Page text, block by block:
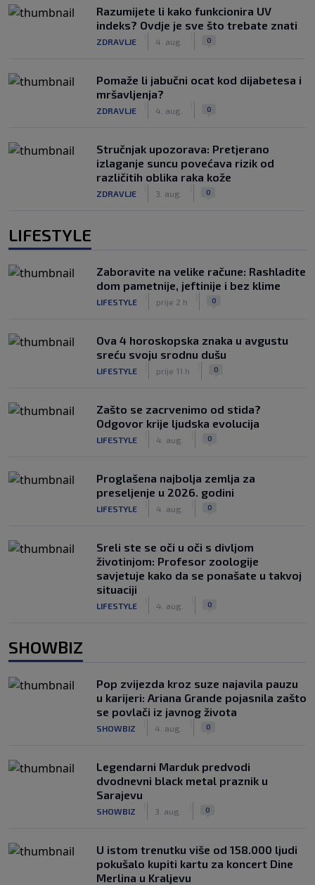
Razumijete li kako funkcionira UV
indeks? Ovdje je sve što trebate znati
ZDRAVLJE 4. aug. 0
Pomaže li jabučni ocat kod dijabetesa i
mršavljenja?
ZDRAVLJE 4. aug. 0
Stručnjak upozorava: Pretjerano
izlaganje suncu povećava rizik od
različitih oblika raka kože
ZDRAVLJE 3. aug. 0
LIFESTYLE
Zaboravite na velike račune: Rashladite
dom pametnije, jeftinije i bez klime
LIFESTYLE prije 2 h 0
Ova 4 horoskopska znaka u avgustu
sreću svoju srodnu dušu
LIFESTYLE prije 11 h 0
Zašto se zacrvenimo od stida?
Odgovor krije ljudska evolucija
LIFESTYLE 4. aug. 0
Proglašena najbolja zemlja za
preseljenje u 2026. godini
LIFESTYLE 4. aug. 0
Sreli ste se oči u oči s divljom
životinjom: Profesor zoologije
savjetuje kako da se ponašate u takvoj
situaciji
LIFESTYLE 4. aug. 0
SHOWBIZ
Pop zvijezda kroz suze najavila pauzu
u karijeri: Ariana Grande pojasnila zašto
se povlači iz javnog života
SHOWBIZ 4. aug. 0
Legendarni Marduk predvodi
dvodnevni black metal praznik u
Sarajevu
SHOWBIZ 3. aug. 0
U istom trenutku više od 158.000 ljudi
pokušalo kupiti kartu za koncert Dine
Merlina u Kraljevu